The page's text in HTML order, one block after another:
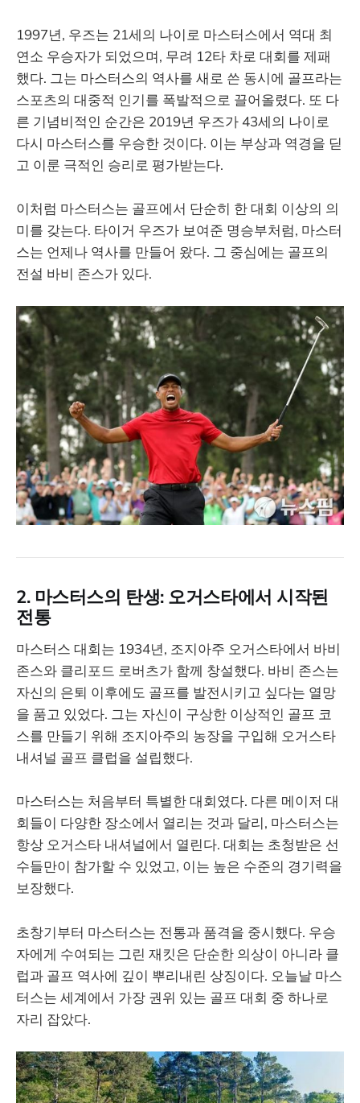
1997년, 우즈는 21세의 나이로 마스터스에서 역대 최
연소 우승자가 되었으며, 무려 12타 차로 대회를 제패
했다. 그는 마스터스의 역사를 새로 쓴 동시에 골프라는
스포츠의 대중적 인기를 폭발적으로 끌어올렸다. 또 다
른 기념비적인 순간은 2019년 우즈가 43세의 나이로
다시 마스터스를 우승한 것이다. 이는 부상과 역경을 딛
고 이룬 극적인 승리로 평가받는다.
이처럼 마스터스는 골프에서 단순히 한 대회 이상의 의
미를 갖는다. 타이거 우즈가 보여준 명승부처럼, 마스터
스는 언제나 역사를 만들어 왔다. 그 중심에는 골프의
전설 바비 존스가 있다.
2. 마스터스의 탄생: 오거스타에서 시작된
전통
마스터스 대회는 1934년, 조지아주 오거스타에서 바비
존스와 클리포드 로버츠가 함께 창설했다. 바비 존스는
자신의 은퇴 이후에도 골프를 발전시키고 싶다는 열망
을 품고 있었다. 그는 자신이 구상한 이상적인 골프 코
스를 만들기 위해 조지아주의 농장을 구입해 오거스타
내셔널 골프 클럽을 설립했다.
마스터스는 처음부터 특별한 대회였다. 다른 메이저 대
회들이 다양한 장소에서 열리는 것과 달리, 마스터스는
항상 오거스타 내셔널에서 열린다. 대회는 초청받은 선
수들만이 참가할 수 있었고, 이는 높은 수준의 경기력을
보장했다.
초창기부터 마스터스는 전통과 품격을 중시했다. 우승
자에게 수여되는 그린 재킷은 단순한 의상이 아니라 클
럽과 골프 역사에 깊이 뿌리내린 상징이다. 오늘날 마스
터스는 세계에서 가장 권위 있는 골프 대회 중 하나로
자리 잡았다.